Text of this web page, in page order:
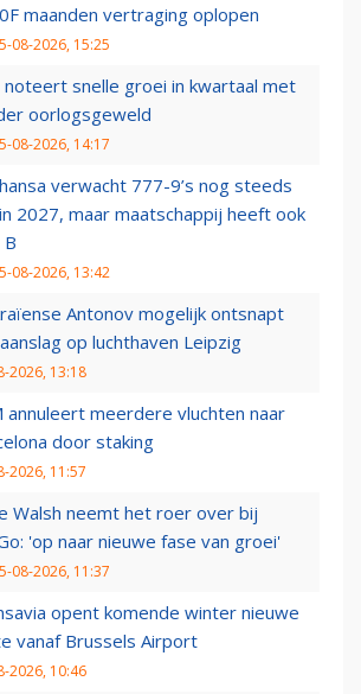
maanden vertraging oplopen
08-2026, 15:25
noteert snelle groei in kwartaal met
oorlogsgeweld
08-2026, 14:17
verwacht 777-9’s nog steeds
2027, maar maatschappij heeft ook
B
08-2026, 13:42
Antonov mogelijk ontsnapt
op luchthaven Leipzig
2026, 13:18
annuleert meerdere vluchten naar
door staking
2026, 11:57
Walsh neemt het roer over bij
'op naar nieuwe fase van groei'
08-2026, 11:37
opent komende winter nieuwe
vanaf Brussels Airport
2026, 10:46